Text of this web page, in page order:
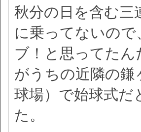
秋分の日を含む三
に乗ってないの
ブ！と思ってた
がうちの近隣の
球場）で始球式だ
た。